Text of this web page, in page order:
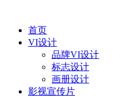
首页
VI设计
品牌VI设计
标志设计
画册设计
影视宣传片